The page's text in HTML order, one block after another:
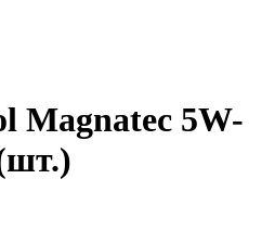
Magnatec 5W-